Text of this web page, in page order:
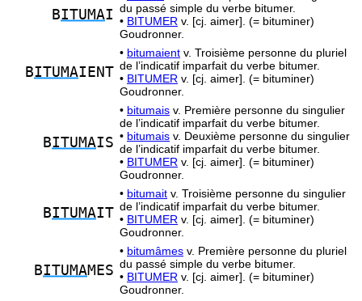
BITUMAI du passé simple du verbe bitumer.
• BITUMER v. [cj. aimer]. (= bituminer)
Goudronner.
BITUMAIENT
• bitumaient v. Troisième personne du pluriel
de l’indicatif imparfait du verbe bitumer.
• BITUMER v. [cj. aimer]. (= bituminer)
Goudronner.
BITUMAIS
• bitumais v. Première personne du singulier
de l’indicatif imparfait du verbe bitumer.
• bitumais v. Deuxième personne du singulier
de l’indicatif imparfait du verbe bitumer.
• BITUMER v. [cj. aimer]. (= bituminer)
Goudronner.
BITUMAIT
• bitumait v. Troisième personne du singulier
de l’indicatif imparfait du verbe bitumer.
• BITUMER v. [cj. aimer]. (= bituminer)
Goudronner.
BITUMAMES
• bitumâmes v. Première personne du pluriel
du passé simple du verbe bitumer.
• BITUMER v. [cj. aimer]. (= bituminer)
Goudronner.